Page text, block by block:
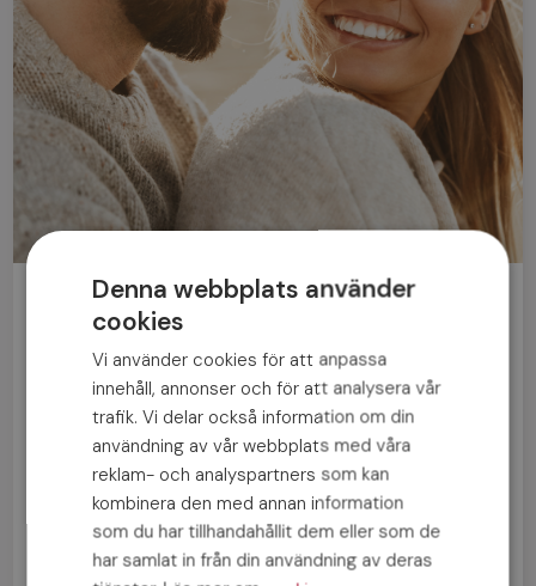
Bli medlem gratis!
Man Kvinna
Denna webbplats använder
cookies
Vi använder cookies för att anpassa
innehåll, annonser och för att analysera vår
trafik. Vi delar också information om din
användning av vår webbplats med våra
reklam- och analyspartners som kan
kombinera den med annan information
som du har tillhandahållit dem eller som de
har samlat in från din användning av deras